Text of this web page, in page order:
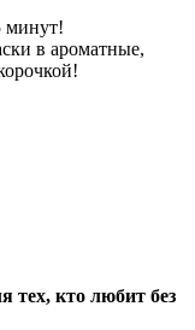
минут!
в ароматные,
тех, кто любит без